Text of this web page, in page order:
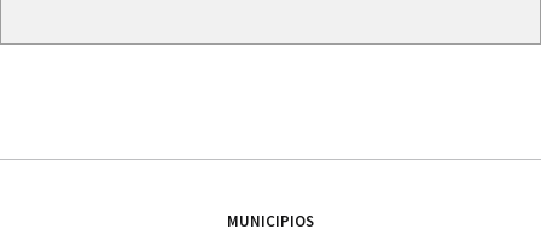
MUNICIPIOS